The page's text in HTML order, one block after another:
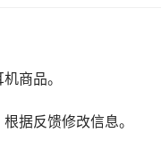
商品。
反馈修改信息。